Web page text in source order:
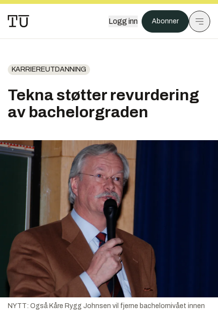
Logg inn Abonner
KARRIEREUTDANNING
Tekna støtter revurdering
av bachelorgraden
NYTT: Også Kåre Rygg Johnsen vil fjerne bachelornivået innen